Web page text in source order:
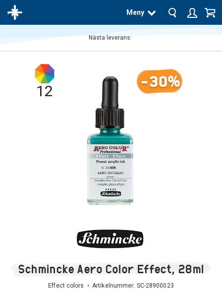
Meny
Nästa leverans:
12
-30%
Schmincke Aero Color Effect, 28ml
Effect colors • Artikelnummer: SC-28900023